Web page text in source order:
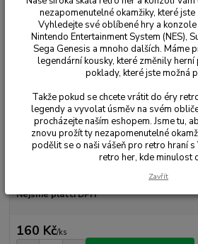
Ohodnotit produkt
Nejsme plátci DPH
160 Kč/ks
nezapomenutelné okamžiky, které
Vyhledejte své oblíbené hry a konzole
Nintendo Entertainment System (NES),
Sega Genesis a mnoho dalších. Máme
legendární kousky, které změnily
poklady, které jste možná
Takže pokud se chcete vrátit do éry
legendy a vyvolat úsměv na svém
procházejte naším eshopem. Jsme tu,
znovu prožít ty nezapomenutelné
podělit se o naši vášeň pro retro hraní s
retro her, kde minulost
Zavřít